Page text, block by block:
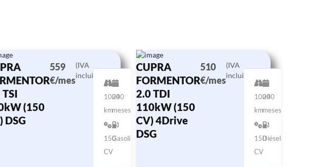
(150
DSG
559
€/mes
(IVA
incluido)
10000
km
24
meses
150
CV
Gasolina
CUPRA
FORMENTOR
2.0 TDI
110kW (150
CV) 4Drive
DSG
510
€/mes
(IVA
incluido)
10000
km
24
meses
150
CV
Diésel